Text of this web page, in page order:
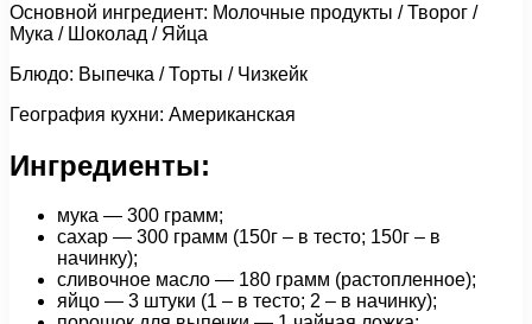
Основной ингредиент: Молочные продукты / Творог /
Мука / Шоколад / Яйца
Блюдо: Выпечка / Торты / Чизкейк
География кухни: Американская
Ингредиенты:
мука — 300 грамм;
сахар — 300 грамм (150г – в тесто; 150г – в
начинку);
сливочное масло — 180 грамм (растопленное);
яйцо — 3 штуки (1 – в тесто; 2 – в начинку);